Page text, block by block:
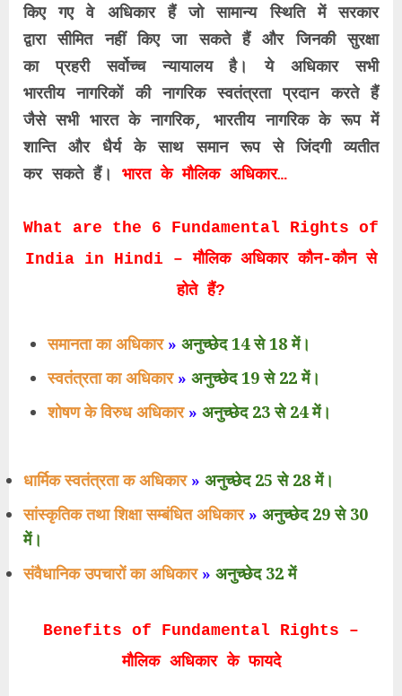
किए गए वे अधिकार हैं जो सामान्य स्थिति में सरकार
द्वारा सीमित नहीं किए जा सकते हैं और जिनकी सुरक्षा
का प्रहरी सर्वोच्च न्यायालय है। ये अधिकार सभी
भारतीय नागरिकों की नागरिक स्वतंत्रता प्रदान करते हैं
जैसे सभी भारत के नागरिक, भारतीय नागरिक के रूप में
शान्ति और धैर्य के साथ समान रूप से जिंदगी व्यतीत
कर सकते हैं। भारत के मौलिक अधिकार…
What are the 6 Fundamental Rights of
India in Hindi – मौलिक अधिकार कौन-कौन से
होते हैं?
समानता का अधिकार » अनुच्छेद 14 से 18 में।
स्वतंत्रता का अधिकार » अनुच्छेद 19 से 22 में।
शोषण के विरुध अधिकार » अनुच्छेद 23 से 24 में।
धार्मिक स्वतंत्रता क अधिकार » अनुच्छेद 25 से 28 में।
सांस्कृतिक तथा शिक्षा सम्बंधित अधिकार » अनुच्छेद 29 से 30
में।
संवैधानिक उपचारों का अधिकार » अनुच्छेद 32 में
Benefits of Fundamental Rights –
मौलिक अधिकार के फायदे